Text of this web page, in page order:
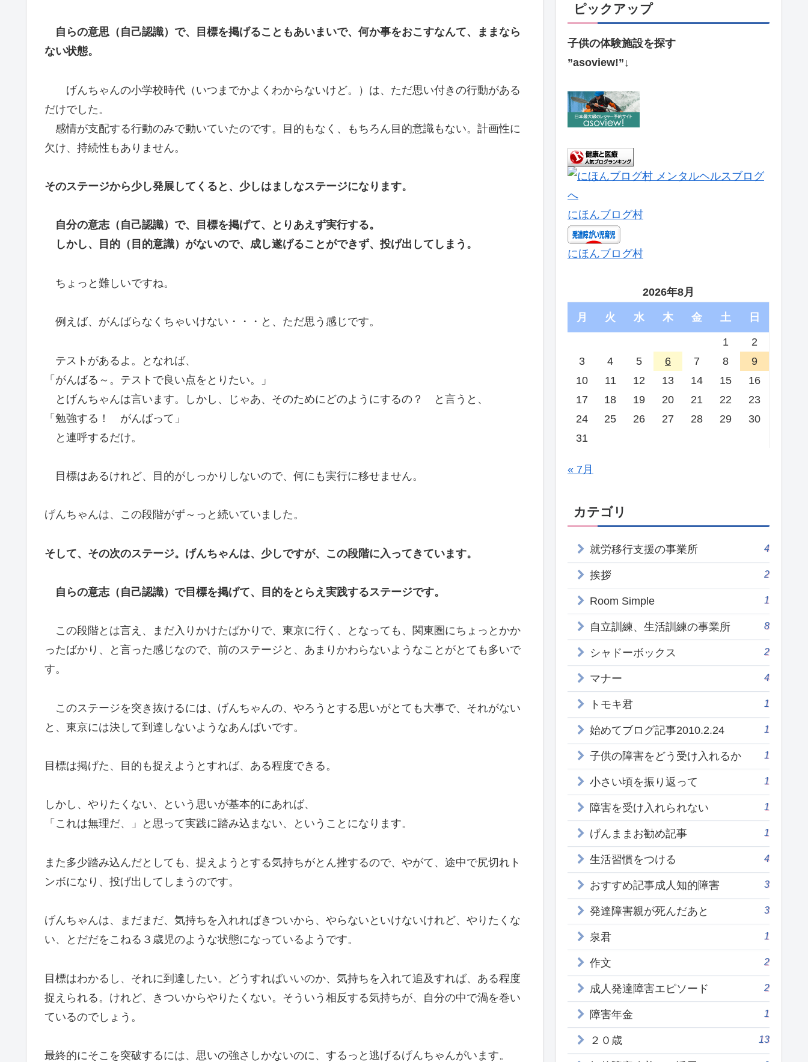
自らの意思（自己認識）で、目標を掲げることもあいまいで、何か事をおこすなんて、ままなら
ない状態。
げんちゃんの小学校時代（いつまでかよくわからないけど。）は、ただ思い付きの行動がある
だけでした。
感情が支配する行動のみで動いていたのです。目的もなく、もちろん目的意識もない。計画性に
欠け、持続性もありません。
そのステージから少し発展してくると、少しはましなステージになります。
自分の意志（自己認識）で、目標を掲げて、とりあえず実行する。
しかし、目的（目的意識）がないので、成し遂げることができず、投げ出してしまう。
ちょっと難しいですね。
例えば、がんばらなくちゃいけない・・・と、ただ思う感じです。
テストがあるよ。となれば、
「がんばる～。テストで良い点をとりたい。」
とげんちゃんは言います。しかし、じゃあ、そのためにどのようにするの？ と言うと、
「勉強する！ がんばって」
と連呼するだけ。
目標はあるけれど、目的がしっかりしないので、何にも実行に移せません。
げんちゃんは、この段階がず～っと続いていました。
そして、その次のステージ。げんちゃんは、少しですが、この段階に入ってきています。
自らの意志（自己認識）で目標を掲げて、目的をとらえ実践するステージです。
この段階とは言え、まだ入りかけたばかりで、東京に行く、となっても、関東圏にちょっとかか
ったばかり、と言った感じなので、前のステージと、あまりかわらないようなことがとても多いで
す。
このステージを突き抜けるには、げんちゃんの、やろうとする思いがとても大事で、それがない
と、東京には決して到達しないようなあんばいです。
目標は掲げた、目的も捉えようとすれば、ある程度できる。
しかし、やりたくない、という思いが基本的にあれば、
「これは無理だ、」と思って実践に踏み込まない、ということになります。
また多少踏み込んだとしても、捉えようとする気持ちがとん挫するので、やがて、途中で尻切れト
ンボになり、投げ出してしまうのです。
げんちゃんは、まだまだ、気持ちを入れればきついから、やらないといけないけれど、やりたくな
い、とだだをこねる３歳児のような状態になっているようです。
目標はわかるし、それに到達したい。どうすればいいのか、気持ちを入れて追及すれば、ある程度
捉えられる。けれど、きついからやりたくない。そういう相反する気持ちが、自分の中で渦を巻い
ているのでしょう。
最終的にそこを突破するには、思いの強さしかないのに、するっと逃げるげんちゃんがいます。
ピックアップ
子供の体験施設を探す
”asoview!”↓
にほんブログ村
にほんブログ村
2026年8月
月 火 水 木 金 土 日
1
2
3
4 5 6 7 8
9
10
11 12 13 14 15
16
17
18 19 20 21 22
23
24
25 26 27 28 29
30
31
« 7月
カテゴリ
就労移行支援の事業所 4
挨拶 2
Room Simple 1
自立訓練、生活訓練の事業所 8
シャドーボックス 2
マナー 4
トモキ君 1
始めてブログ記事2010.2.24 1
子供の障害をどう受け入れるか 1
小さい頃を振り返って 1
障害を受け入れられない 1
げんままお勧め記事 1
生活習慣をつける 4
おすすめ記事成人知的障害 3
発達障害親が死んだあと 3
泉君 1
作文 2
成人発達障害エピソード 2
障害年金 1
２０歳 13